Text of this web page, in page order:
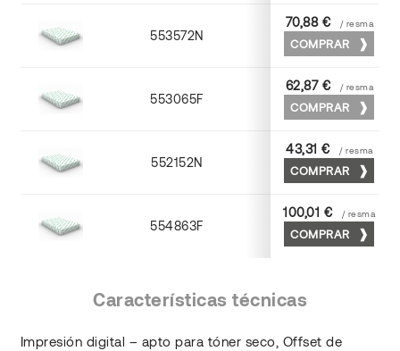
553572N 70 x 100
70,88 € / resma
COMPRAR
553065F 65 x 90
62,87 € / resma
COMPRAR
552152N 52 x 70
43,31 € / resma
COMPRAR
554863F 63 x 88
100,01 € / resma
COMPRAR
Características técnicas
Impresión digital – apto para tóner seco, Offset de